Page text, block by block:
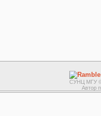
СУНЦ МГУ ©
Автор